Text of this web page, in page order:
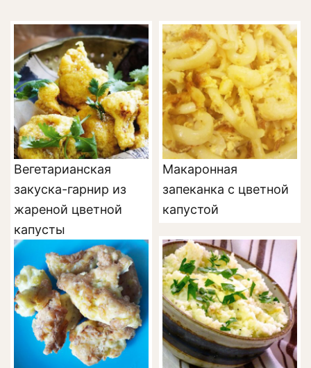
Вегетарианская
закуска-гарнир из
жареной цветной
капусты
Макаронная
запеканка с цветной
капустой